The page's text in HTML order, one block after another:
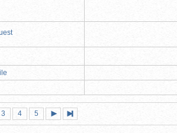
Page
3 Page
4 Page
5
suivante
page